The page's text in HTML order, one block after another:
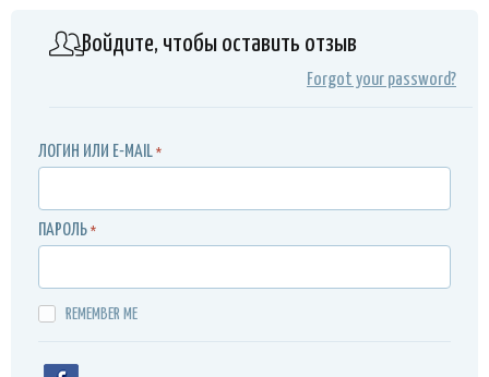
Войдите, чтобы оставить отзыв
Forgot your password?
ЛОГИН ИЛИ E-MAIL *
ПАРОЛЬ *
REMEMBER ME